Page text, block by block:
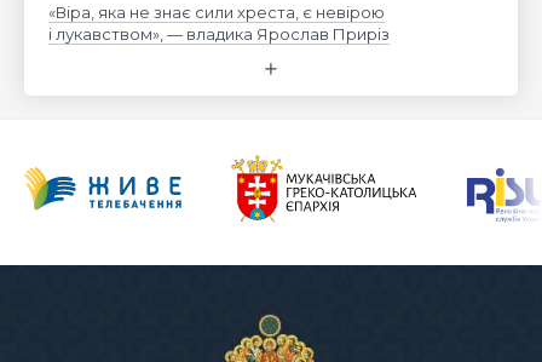
«Віра, яка не знає сили хреста, є невірою
і лукавством», — владика Ярослав Приріз